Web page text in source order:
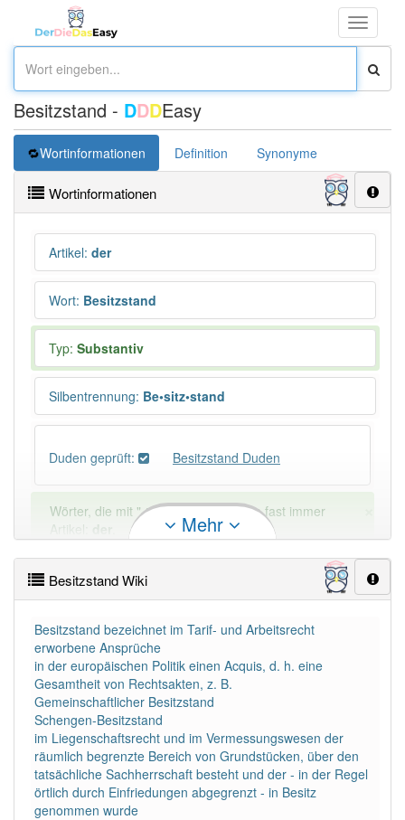
Toggle
Besitzstand - DDDEasy
Wortinformationen Definition Synonyme
Wortinformationen
Artikel: der
Wort: Besitzstand
Typ: Substantiv
Silbentrennung: Be•sitz•stand
Duden geprüft: Besitzstand Duden
Wörter, die mit "-tand" enden, haben fast immer
Artikel:
der
DER:356
DIE:0
PowerIndex:7
Häufigkeit: 4 von 10
Wörter mit Endung-besitzstand: 1
Wörter mit Endung
Mehr
Besitzstand Wiki
Besitzstand bezeichnet im Tarif- und Arbeitsrecht
erworbene Ansprüche
in der europäischen Politik einen Acquis, d. h. eine
Gesamtheit von Rechtsakten, z. B.
Gemeinschaftlicher Besitzstand
Schengen-Besitzstand
im Liegenschaftsrecht und im Vermessungswesen der
räumlich begrenzte Bereich von Grundstücken, über den
tatsächliche Sachherrschaft besteht und der - in der Regel
örtlich durch Einfriedungen abgegrenzt - in Besitz
genommen wurde